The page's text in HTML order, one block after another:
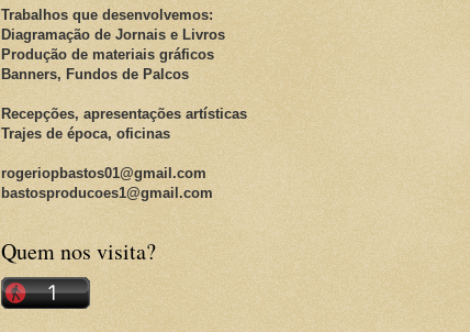
Trabalhos que desenvolvemos:
Diagramação de Jornais e Livros
Produção de materiais gráficos
Banners, Fundos de Palcos
Recepções, apresentações artísticas
Trajes de época, oficinas
rogeriopbastos01@gmail.com
bastosproducoes1@gmail.com
Quem nos visita?